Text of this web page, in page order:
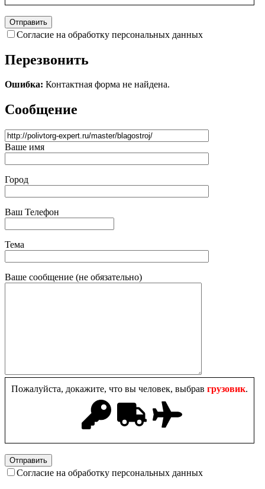
Согласие на обработку персональных данных
Перезвонить
Ошибка: Контактная форма не найдена.
Сообщение
Ваше имя
Город
Ваш Телефон
Тема
Ваше сообщение (не обязательно)
Пожалуйста, докажите, что вы человек, выбрав грузовик.
Согласие на обработку персональных данных